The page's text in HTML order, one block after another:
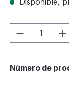
Cantidad
Número de